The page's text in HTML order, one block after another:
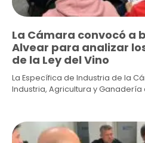
La Cámara convocó a
Alvear para analizar
de la Ley del Vino
La Específica de Industria de la
Industria, Agricultura y Ganadería